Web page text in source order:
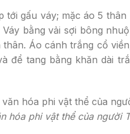
tới gấu váy; mặc áo 5 thân
bằng vải sợi bông
Áo cánh trắng cổ
để tang bằng khăn dài
hóa phi vật thể của người